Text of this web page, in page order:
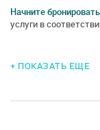
Начните
услуги в
+ ПОКАЗАТЬ ЕЩЕ